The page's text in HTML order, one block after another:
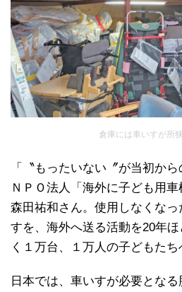
倉庫には車いすが所
「〝もったいない〞が当初か
ＮＰＯ法人「海外に子ども用
森田祐和さん。使用しなくな
すを、海外へ送る活動を20年
く１万台、１万人の子どもたち
日本では、車いすが必要となる